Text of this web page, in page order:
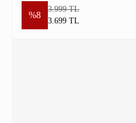
%8
3.999 TL
3.699 TL